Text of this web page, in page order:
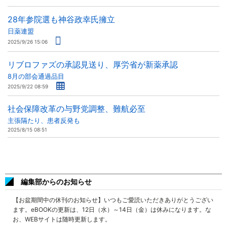
28年参院選も神谷政幸氏擁立
日薬連盟
2025/9/26 15:06
リブロファズの承認見送り、厚労省が新薬承認
8月の部会通過品目
2025/9/22 08:59
社会保障改革の与野党調整、難航必至
主張隔たり、患者反発も
2025/8/15 08:51
編集部からのお知らせ
【お盆期間中の休刊のお知らせ】いつもご愛読いただきありがとうござい
ます。eBOOKの更新は、12日（水）～14日（金）は休みになります。な
お、WEBサイトは随時更新します。